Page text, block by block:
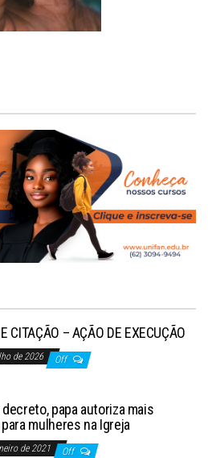
CITAÇÃO – AÇÃO DE EXECUÇÃO
de 2026 Off
decreto, papa autoriza mais
mulheres na Igreja
de 2021 Off